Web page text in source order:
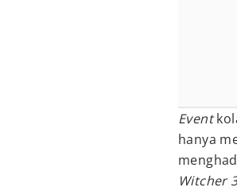
Event
hanya
Witcher